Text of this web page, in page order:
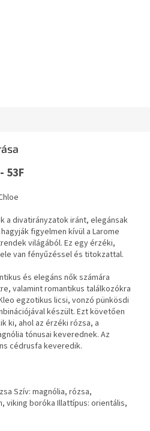
53F
a divatirányzatok iránt, elegánsak
figyelmen kívül a Larome
világából. Ez egy érzéki,
van fényűzéssel és titokzattal.
és elegáns nők számára
valamint romantikus találkozókra
egzotikus licsi, vonzó pünkösdi
készült. Ezt követően
ki, ahol az érzéki rózsa, a
tónusai keverednek. Az
cédrusfa keveredik.
Szív: magnólia, rózsa,
viking boróka Illattípus: orientális,